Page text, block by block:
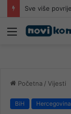
Meni
Početna / Vijesti
BiH Hercegovina